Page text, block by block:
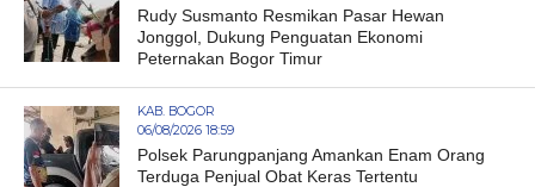
Rudy Susmanto Resmikan Pasar Hewan
Jonggol, Dukung Penguatan Ekonomi
Peternakan Bogor Timur
KAB. BOGOR
06/08/2026 18:59
Polsek Parungpanjang Amankan Enam Orang
Terduga Penjual Obat Keras Tertentu